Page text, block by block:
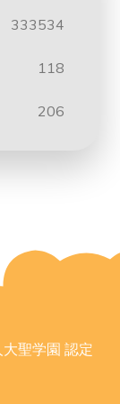
333534
118
206
聖学園 認定